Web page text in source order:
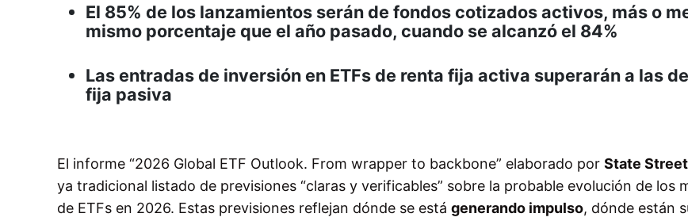
El 85% de los lanzamientos serán de fondos cotizados activos, más o
mismo porcentaje que el año pasado, cuando se alcanzó el 84%
Las entradas de inversión en ETFs de renta fija activa superarán a las
fija pasiva
El informe “2026 Global ETF Outlook. From wrapper to backbone” elaborado por State Street
ya tradicional listado de previsiones “claras y verificables” sobre la probable evolución de los
de ETFs en 2026. Estas previsiones reflejan dónde se está generando impulso, dónde están